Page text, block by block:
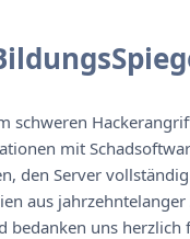
schweren
mit
den Server
aus
bedanken uns herzlich